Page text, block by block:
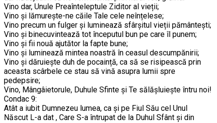
Vino dar, Unule Preaînteleptule Ziditor al vieții;
Vino și lămurește-ne căile Tale cele neînțelese;
Vino precum un fulger și luminează sfârșitul vieții pământești;
Vino și binecuvintează tot începutul bun pe care îl punem;
Vino și fii nouă ajutător la fapte bune;
Vino și luminează mintea noastră în ceasul descumpănirii;
Vino și dăruiește duh de pocaință, ca să se risipească prin
aceasta scârbele ce stau să vină asupra lumii spre
pedepsire;
Vino, Mângâietorule, Duhule Sfinte și Te sălășluiește întru noi!
Condac 9:
Atât a iubit Dumnezeu lumea, ca și pe Fiul Său cel Unul
Născut L-a dat , Care S-a întrupat de la Duhul Sfânt și din